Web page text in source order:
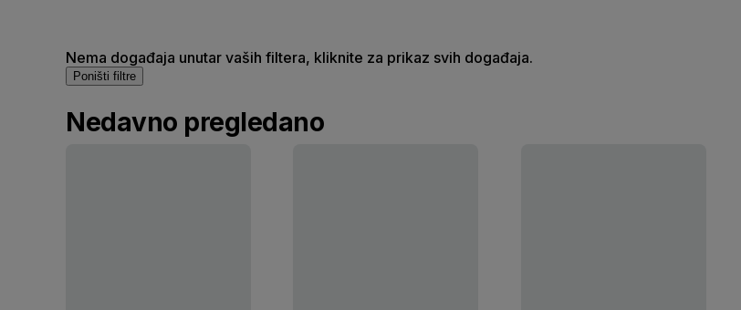
Nema događaja unutar vaših filtera, kliknite za prikaz svih događaja.
Poništi filtre
Nedavno pregledano